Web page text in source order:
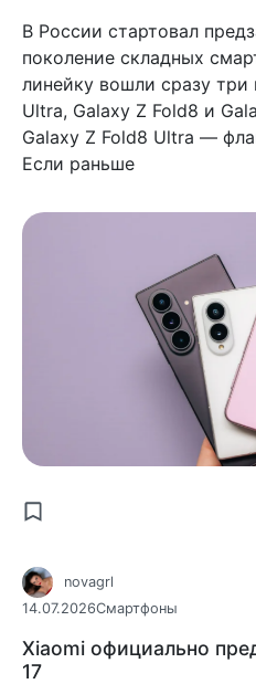
В России стартовал
поколение складных
линейку вошли сразу
Ultra, Galaxy Z Fold8 и
Galaxy Z Fold8 Ultra —
Если раньше
novagrl
14.07.2026Смартфоны
Xiaomi официально
17